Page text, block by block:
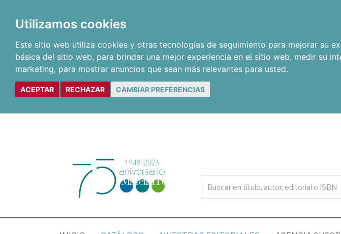
Utilizamos cookies
Este sitio web utiliza cookies y otras tecnologías de seguimiento para mejorar su
básica del sitio web, para brindar una mejor experiencia en el sitio web, medir su
marketing, para mostrar anuncios que sean más relevantes para usted.
ACEPTAR RECHAZAR CAMBIAR PREFERENCIAS